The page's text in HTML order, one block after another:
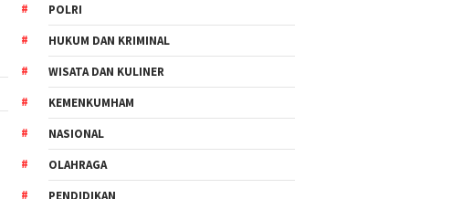
POLRI
HUKUM DAN KRIMINAL
WISATA DAN KULINER
KEMENKUMHAM
NASIONAL
OLAHRAGA
PENDIDIKAN